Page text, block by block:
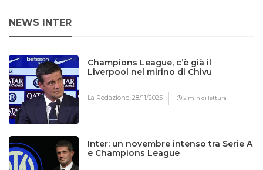
NEWS INTER
Champions League, c’è già il
Liverpool nel mirino di Chivu
La Redazione,28/11/2025 2 min di lettura
Inter: un novembre intenso tra Serie A
e Champions League